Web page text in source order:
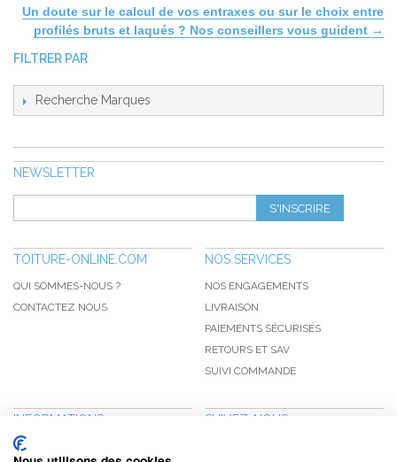
Un doute sur le calcul de vos entraxes ou sur le choix entre
profilés bruts et laqués ? Nos conseillers vous guident →
FILTRER PAR
Recherche Marques
NEWSLETTER
S'INSCRIRE
TOITURE-ONLINE.COM
QUI SOMMES-NOUS ?
CONTACTEZ NOUS
NOS SERVICES
NOS ENGAGEMENTS
LIVRAISON
PAIEMENTS SÉCURISÉS
RETOURS ET SAV
SUIVI COMMANDE
INFORMATIONS
NOUVEAUTÉS
SUIVEZ-NOUS